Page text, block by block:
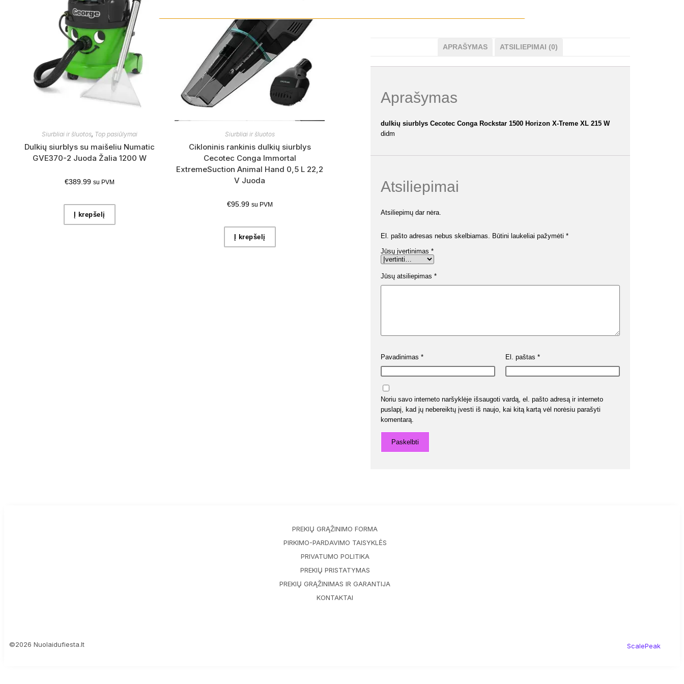
Siurbliai ir šluotos, Top pasiūlymai
Dulkių siurblys su maišeliu Numatic
GVE370-2 Juoda Žalia 1200 W
€389.99 su PVM
Į krepšelį
Siurbliai ir šluotos
Cikloninis rankinis dulkių siurblys
Cecotec Conga Immortal
ExtremeSuction Animal Hand 0,5 L 22,2
V Juoda
€95.99 su PVM
Į krepšelį
APRAŠYMAS ATSILIEPIMAI (0)
Aprašymas
dulkių siurblys Cecotec Conga Rockstar 1500 Horizon X-Treme XL 215 W
didm
Atsiliepimai
Atsiliepimų dar nėra.
El. pašto adresas nebus skelbiamas. Būtini laukeliai pažymėti *
Jūsų įvertinimas *
Jūsų atsiliepimas *
Pavadinimas * El. paštas *
Noriu savo interneto naršyklėje išsaugoti vardą, el. pašto adresą ir interneto
puslapį, kad jų nebereiktų įvesti iš naujo, kai kitą kartą vėl norėsiu parašyti
komentarą.
PREKIŲ GRĄŽINIMO FORMA
PIRKIMO-PARDAVIMO TAISYKLĖS
PRIVATUMO POLITIKA
PREKIŲ PRISTATYMAS
PREKIŲ GRĄŽINIMAS IR GARANTIJA
KONTAKTAI
©2026 Nuolaidufiesta.lt ScalePeak